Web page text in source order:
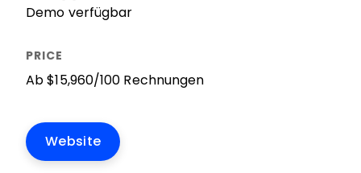
Demo verfügbar
Ab $15,960/100 Rechnungen
Website